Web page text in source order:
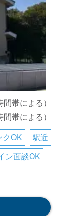
帯による）
帯による）
クOK 駅近
ン面談OK